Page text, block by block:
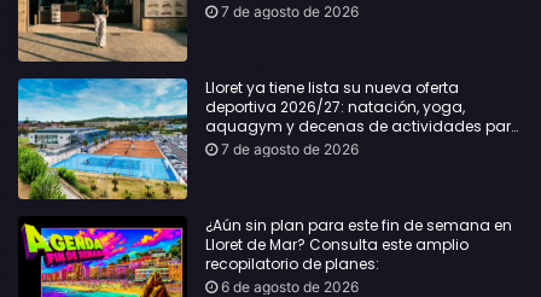
7 de agosto de 2026
Lloret ya tiene lista su nueva oferta
deportiva 2026/27: natación, yoga,
aquagym y decenas de actividades para
todas las edades
7 de agosto de 2026
¿Aún sin plan para este fin de semana en
Lloret de Mar? Consulta este amplio
recopilatorio de planes:
6 de agosto de 2026